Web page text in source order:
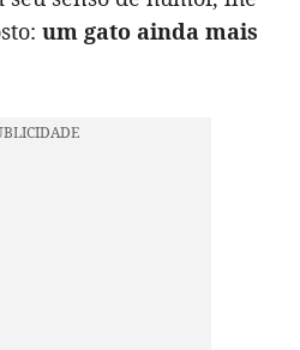
um gato ainda mais